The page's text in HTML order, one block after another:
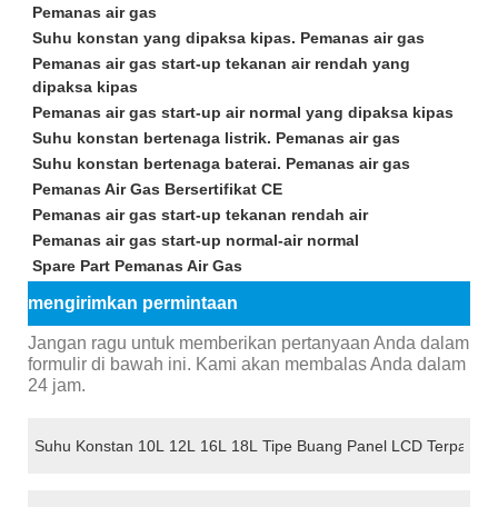
Pemanas air gas
Suhu konstan yang dipaksa kipas. Pemanas air gas
Pemanas air gas start-up tekanan air rendah yang
dipaksa kipas
Pemanas air gas start-up air normal yang dipaksa kipas
Suhu konstan bertenaga listrik. Pemanas air gas
Suhu konstan bertenaga baterai. Pemanas air gas
Pemanas Air Gas Bersertifikat CE
Pemanas air gas start-up tekanan rendah air
Pemanas air gas start-up normal-air normal
Spare Part Pemanas Air Gas
mengirimkan permintaan
Jangan ragu untuk memberikan pertanyaan Anda dalam
formulir di bawah ini. Kami akan membalas Anda dalam
24 jam.